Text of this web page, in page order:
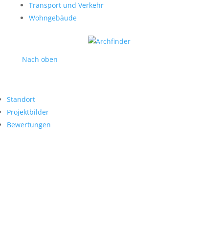
Transport und Verkehr
Wohngebäude
Nach oben
Standort
Projektbilder
Bewertungen